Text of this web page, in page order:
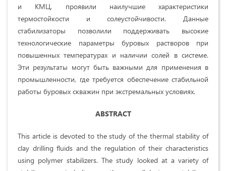
и КМЦ, проявили наилучшие характеристики
термостойкости и солеустойчивости. Данные
стабилизаторы позволили поддерживать высокие
технологические параметры буровых растворов при
повышенных температурах и наличии солей в системе.
Эти результаты могут быть важными для применения в
промышленности, где требуется обеспечение стабильной
работы буровых скважин при экстремальных условиях.
ABSTRACT
This article is devoted to the study of the thermal stability of
clay drilling fluids and the regulation of their characteristics
using polymer stabilizers. The study looked at a variety of